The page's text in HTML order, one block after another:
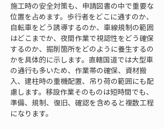
施工時の安全対策も、申請図書の中で重要な
位置を占めます。歩行者をどこに通すのか、
自転車をどう誘導するのか、車線規制の範囲
はどこまでか、夜間作業で視認性をどう確保
するのか、掘削箇所をどのように養生するの
かを具体的に示します。直轄国道では大型車
の通行も多いため、作業帯の確保、資材搬
入、建柱時の重機配置、吊り荷の範囲にも配
慮します。移設作業そのものは短時間でも、
準備、規制、復旧、確認を含めると複数工程
になります。